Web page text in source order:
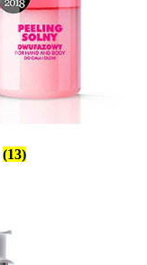
(13)